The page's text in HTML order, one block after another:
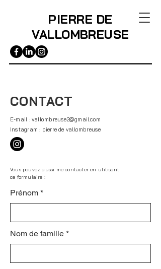
PIERRE DE
VALLOMBREUSE
CONTACT
E-mail : vallombreuse2@gmail.com
Instagram : pierre de vallombreuse
Vous pouvez aussi me contacter en utilisant
ce formulaire :
Prénom
Nom de famille